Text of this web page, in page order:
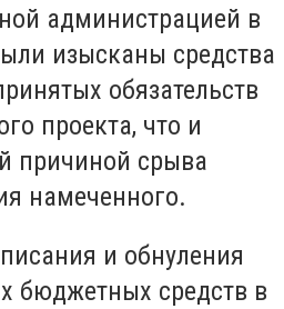
администрацией в
изысканы средства
обязательств
проекта, что и
причиной срыва
намеченного.
и обнуления
бюджетных средств в